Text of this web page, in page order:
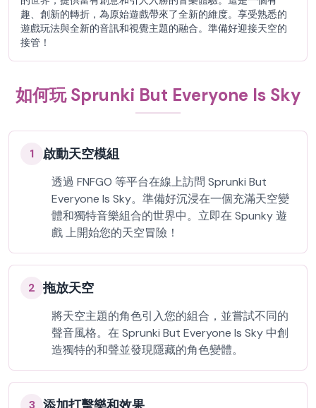
趣、創新的轉折，為原始遊戲帶來了全新的維度。享受熟悉的
遊戲玩法與全新的音訊和視覺主題的融合。準備好迎接天空的
接管！
如何玩 Sprunki But Everyone Is Sky
1 啟動天空模組
透過 FNFGO 等平台在線上訪問 Sprunki But
Everyone Is Sky。準備好沉浸在一個充滿天空變
體和獨特音樂組合的世界中。立即在 Spunky 遊
戲 上開始您的天空冒險！
2 拖放天空
將天空主題的角色引入您的組合，並嘗試不同的
聲音風格。在 Sprunki But Everyone Is Sky 中創
造獨特的和聲並發現隱藏的角色變體。
3